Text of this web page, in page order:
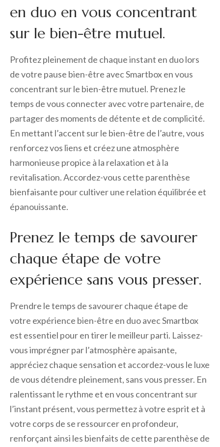
en duo en vous concentrant
sur le bien-être mutuel.
Profitez pleinement de chaque instant en duo lors
de votre pause bien-être avec Smartbox en vous
concentrant sur le bien-être mutuel. Prenez le
temps de vous connecter avec votre partenaire, de
partager des moments de détente et de complicité.
En mettant l’accent sur le bien-être de l’autre, vous
renforcez vos liens et créez une atmosphère
harmonieuse propice à la relaxation et à la
revitalisation. Accordez-vous cette parenthèse
bienfaisante pour cultiver une relation équilibrée et
épanouissante.
Prenez le temps de savourer
chaque étape de votre
expérience sans vous presser.
Prendre le temps de savourer chaque étape de
votre expérience bien-être en duo avec Smartbox
est essentiel pour en tirer le meilleur parti. Laissez-
vous imprégner par l’atmosphère apaisante,
appréciez chaque sensation et accordez-vous le luxe
de vous détendre pleinement, sans vous presser. En
ralentissant le rythme et en vous concentrant sur
l’instant présent, vous permettez à votre esprit et à
votre corps de se ressourcer en profondeur,
renforçant ainsi les bienfaits de cette parenthèse de